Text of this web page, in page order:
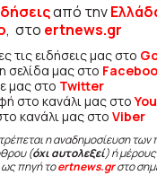
από την
, στο ertnews.gr
τις ειδήσεις μας στο
σελίδα μας στο
μας στο Twitter
στο κανάλι μας στο
κανάλι μας στο Viber
η αναδημοσίευση
(όχι αυτολεξεί) ή
ως πηγή τοertnews.grστο